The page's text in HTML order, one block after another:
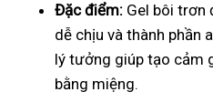
Đặc điểm: Gel bôi trơn
dễ chịu và thành phần
lý tưởng giúp tạo cảm
bằng miệng.